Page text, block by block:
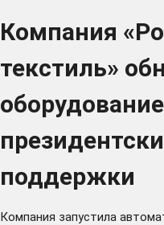
Компания
текстиль»
поддержки
Компания запустила